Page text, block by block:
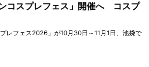
ンコスプレフェス」開催へ コスプ
レフェス2026」が10月30日～11月1日、池袋で